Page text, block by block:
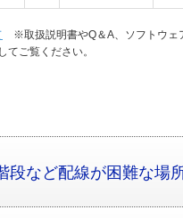
※取扱説明書やQ＆A、ソフトウェ
てご覧ください。
段など配線が困難な場